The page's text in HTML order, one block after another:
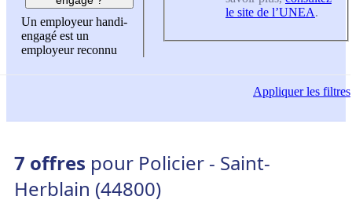
Un employeur handi-
engagé est un
employeur reconnu
le site de l’UNEA.
Appliquerles filtres
7 offres pour Policier - Saint-
Herblain (44800)